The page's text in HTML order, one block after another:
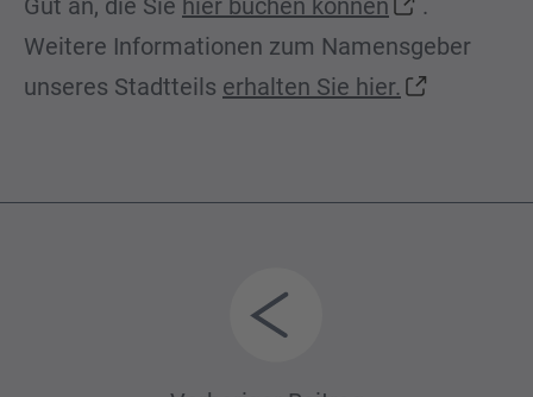
Gut an, die Sie hier buchen können
.
Weitere Informationen zum Namensgeber
unseres Stadtteils erhalten Sie hier.